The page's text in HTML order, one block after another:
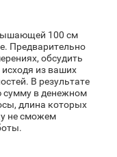
100 см
Предварительно
обсудить
из ваших
В результате
сумму в денежном
длина которых
не сможем